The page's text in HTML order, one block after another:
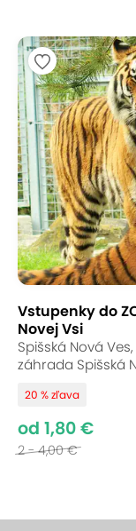
Vstupenky do
Novej Vsi
Spišská Nová
záhrada Spišská
20 % zľava
od 1,80 €
2 - 4,00 €